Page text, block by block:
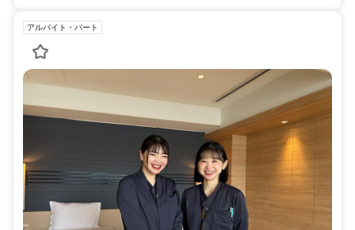
アルバイト・パート